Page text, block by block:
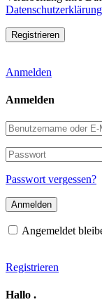
Datenschutzerklärung
Anmelden
Anmelden
Benutzername
oder
E-
Mail-
Adresse
Passwort
Passwort vergessen?
Angemeldet
Registrieren
Hallo .